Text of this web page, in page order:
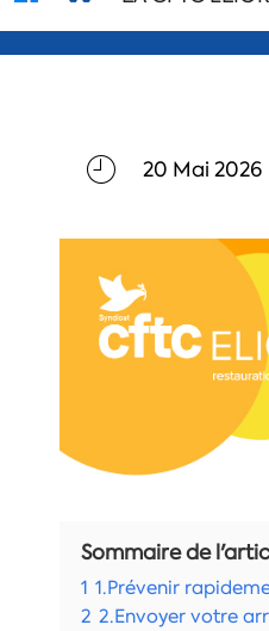
20 Mai 2026
Sommaire de
1 1.Prévenir
2 2.Envoyer votre